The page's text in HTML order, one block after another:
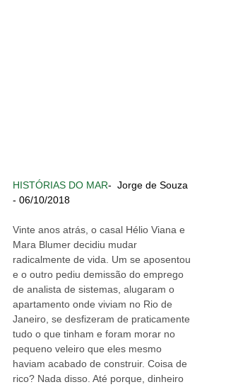
HISTÓRIAS DO MAR- Jorge de Souza
- 06/10/2018
Vinte anos atrás, o casal Hélio Viana e
Mara Blumer decidiu mudar
radicalmente de vida. Um se aposentou
e o outro pediu demissão do emprego
de analista de sistemas, alugaram o
apartamento onde viviam no Rio de
Janeiro, se desfizeram de praticamente
tudo o que tinham e foram morar no
pequeno veleiro que eles mesmo
haviam acabado de construir. Coisa de
rico? Nada disso. Até porque, dinheiro